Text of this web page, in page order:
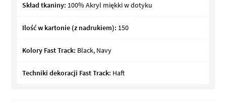
Skład tkaniny: 100% Akryl miękki w dotyku
Ilość w kartonie (z nadrukiem): 150
Kolory Fast Track: Black, Navy
Techniki dekoracji Fast Track: Haft